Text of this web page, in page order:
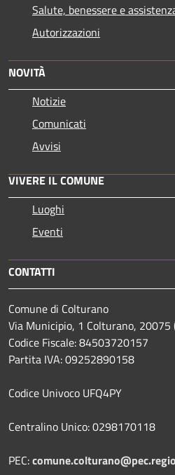
Salute, benessere e
Autorizzazioni
NOVITÀ
Notizie
Comunicati
Avvisi
VIVERE IL COMUNE
Luoghi
Eventi
CONTATTI
Comune di Colturano
Via Municipio, 1 Colturano, 20075
Codice Fiscale: 84503720157
Partita IVA: 09252890158
Codice Univoco UFQ4PY
Centralino Unico: 0298170118
PEC: